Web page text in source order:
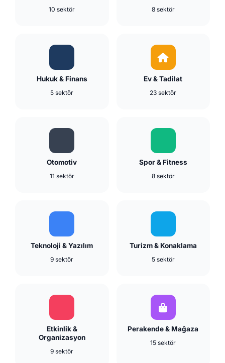
10 sektör 8 sektör
Hukuk & Finans
5 sektör
Ev & Tadilat
23 sektör
Otomotiv
11 sektör
Spor & Fitness
8 sektör
Teknoloji & Yazılım
9 sektör
Turizm & Konaklama
5 sektör
Etkinlik &
Organizasyon
9 sektör
Perakende & Mağaza
15 sektör